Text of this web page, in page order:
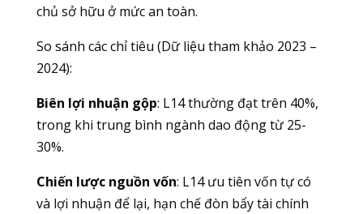
chủ sở hữu ở mức an toàn.
So sánh các chỉ tiêu (Dữ liệu tham khảo 2023 –
2024):
Biên lợi nhuận gộp: L14 thường đạt trên 40%,
trong khi trung bình ngành dao động từ 25-
30%.
Chiến lược nguồn vốn: L14 ưu tiên vốn tự có
và lợi nhuận để lại, hạn chế đòn bẩy tài chính